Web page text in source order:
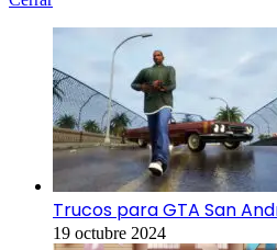
Trucos para GTA San
19 octubre 2024